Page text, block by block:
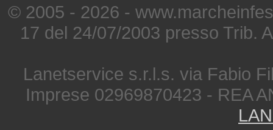
© 2005 - 2026 -
17 del 24/07/2003 presso Trib.
Lanetservice s.r.l.s. via Fabio
Imprese 02969870423 - REA